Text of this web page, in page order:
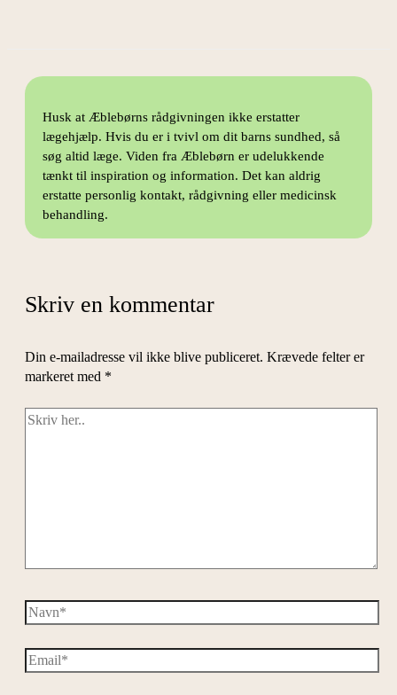
Husk at Æblebørns rådgivningen ikke erstatter
lægehjælp. Hvis du er i tvivl om dit barns sundhed, så
søg altid læge. Viden fra Æblebørn er udelukkende
tænkt til inspiration og information. Det kan aldrig
erstatte personlig kontakt, rådgivning eller medicinsk
behandling.
Skriv en kommentar
Din e-mailadresse vil ikke blive publiceret. Krævede felter er
markeret med *
Skriv
Navn*
Email*